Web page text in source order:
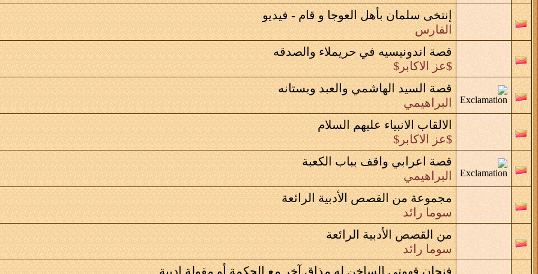
إنتخى سلمان بأهل العوجا و قام - فيديو
الفارس
قصة اندونيسيه في حريملاء والصدقه
$عز الاكابر$
قصة السيد الهاشمي والعبد وبستانه
البراهيمي
الالقاب الانبياء عليهم السلام
$عز الاكابر$
قصة اعرابي واقف بباب الكعبة
البراهيمي
مجموعة من القصص الأدبية الرائعة
سوما رائد
من القصص الأدبية الرائعة
سوما رائد
فنجان قهوتي الساخن له مذاق آخر مع الحكمة أو مقولة ادبية